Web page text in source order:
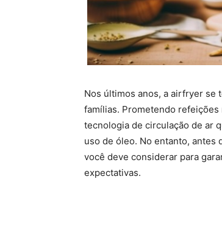
Nos últimos anos, a airfryer se
famílias. Prometendo refeições
tecnologia de circulação de ar
uso de óleo. No entanto,
você deve considerar para
expectativas.